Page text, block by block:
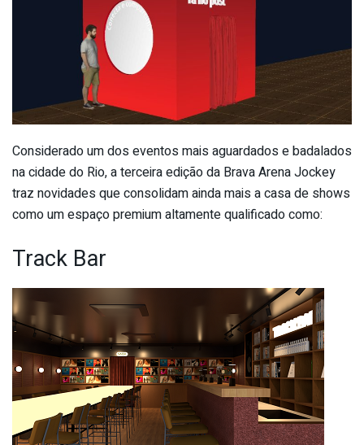
Considerado um dos eventos mais aguardados e badalados
na cidade do Rio, a terceira edição da Brava Arena Jockey
traz novidades que consolidam ainda mais a casa de shows
como um espaço premium altamente qualificado como:
Track Bar